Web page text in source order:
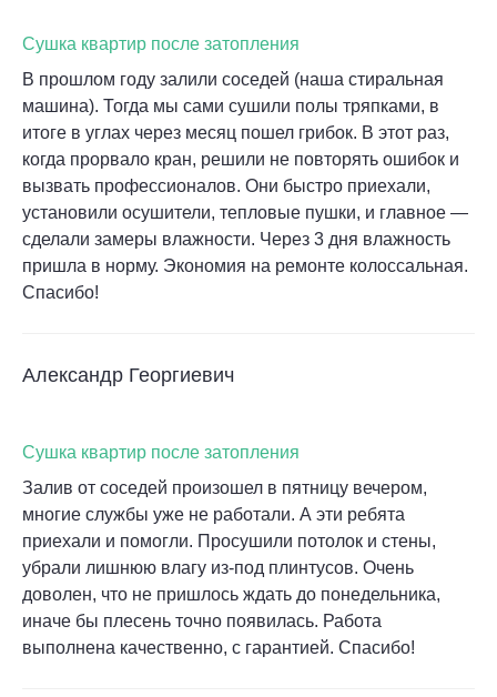
Сушка квартир после затопления
В прошлом году залили соседей (наша стиральная
машина). Тогда мы сами сушили полы тряпками, в
итоге в углах через месяц пошел грибок. В этот раз,
когда прорвало кран, решили не повторять ошибок и
вызвать профессионалов. Они быстро приехали,
установили осушители, тепловые пушки, и главное —
сделали замеры влажности. Через 3 дня влажность
пришла в норму. Экономия на ремонте колоссальная.
Спасибо!
Александр Георгиевич
Сушка квартир после затопления
Залив от соседей произошел в пятницу вечером,
многие службы уже не работали. А эти ребята
приехали и помогли. Просушили потолок и стены,
убрали лишнюю влагу из-под плинтусов. Очень
доволен, что не пришлось ждать до понедельника,
иначе бы плесень точно появилась. Работа
выполнена качественно, с гарантией. Спасибо!